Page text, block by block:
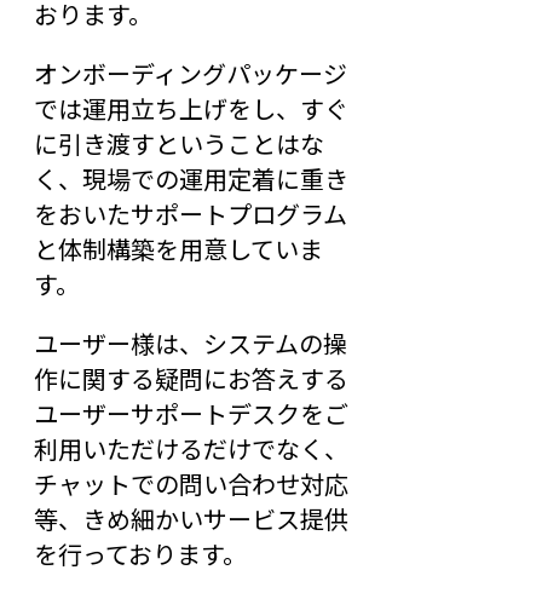
おります。
オンボーディングパッケージ
では運用立ち上げをし、すぐ
に引き渡すということはな
く、現場での運用定着に重き
をおいたサポートプログラム
と体制構築を用意していま
す。
ユーザー様は、システムの操
作に関する疑問にお答えする
ユーザーサポートデスクをご
利用いただけるだけでなく、
チャットでの問い合わせ対応
等、きめ細かいサービス提供
を行っております。